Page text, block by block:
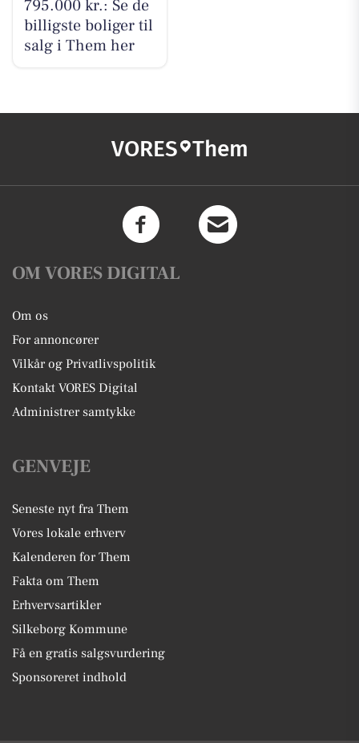
795.000 kr.: Se de
billigste boliger til
salg i Them her
VORES Them
OM VORES DIGITAL
Om os
For annoncører
Vilkår og Privatlivspolitik
Kontakt VORES Digital
Administrer samtykke
GENVEJE
Seneste nyt fra Them
Vores lokale erhverv
Kalenderen for Them
Fakta om Them
Erhvervsartikler
Silkeborg Kommune
Få en gratis salgsvurdering
Sponsoreret indhold